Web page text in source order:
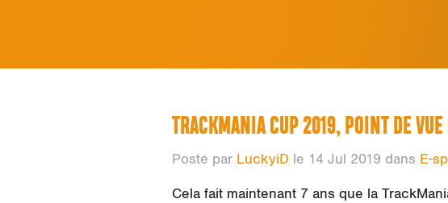
TRACKMANIA CUP 2019, POINT DE VUE
Posté par LuckyiD le 14 Jul 2019 dans E-
Cela fait maintenant 7 ans que la